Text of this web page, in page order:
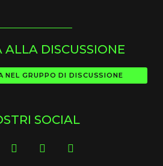
ALLA DISCUSSIONE
NEL GRUPPO DI DISCUSSIONE
SOCIAL